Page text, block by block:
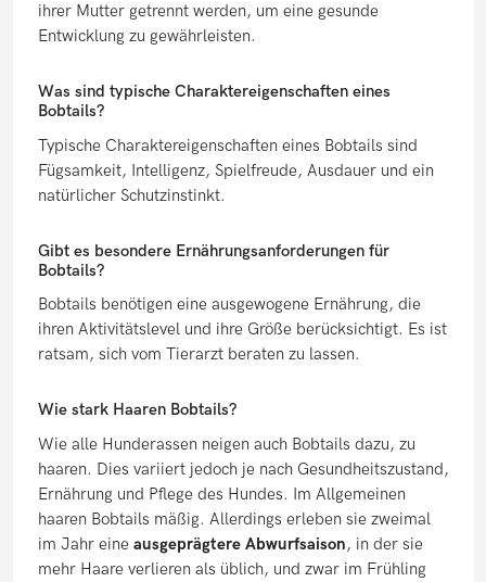
ihrer Mutter getrennt werden, um eine gesunde
Entwicklung zu gewährleisten.
Was sind typische Charaktereigenschaften eines
Bobtails?
Typische Charaktereigenschaften eines Bobtails sind
Fügsamkeit, Intelligenz, Spielfreude, Ausdauer und ein
natürlicher Schutzinstinkt.
Gibt es besondere Ernährungsanforderungen für
Bobtails?
Bobtails benötigen eine ausgewogene Ernährung, die
ihren Aktivitätslevel und ihre Größe berücksichtigt. Es ist
ratsam, sich vom Tierarzt beraten zu lassen.
Wie stark Haaren Bobtails?
Wie alle Hunderassen neigen auch Bobtails dazu, zu
haaren. Dies variiert jedoch je nach Gesundheitszustand,
Ernährung und Pflege des Hundes. Im Allgemeinen
haaren Bobtails mäßig. Allerdings erleben sie zweimal
im Jahr eine ausgeprägtere Abwurfsaison, in der sie
mehr Haare verlieren als üblich, und zwar im Frühling